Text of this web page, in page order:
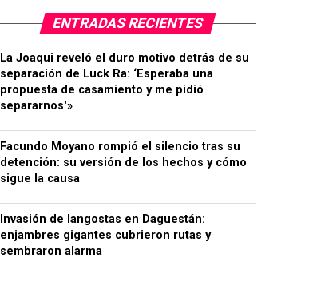
ENTRADAS RECIENTES
La Joaqui reveló el duro motivo detrás de su
separación de Luck Ra: ‘Esperaba una
propuesta de casamiento y me pidió
separarnos'»
Facundo Moyano rompió el silencio tras su
detención: su versión de los hechos y cómo
sigue la causa
Invasión de langostas en Daguestán:
enjambres gigantes cubrieron rutas y
sembraron alarma